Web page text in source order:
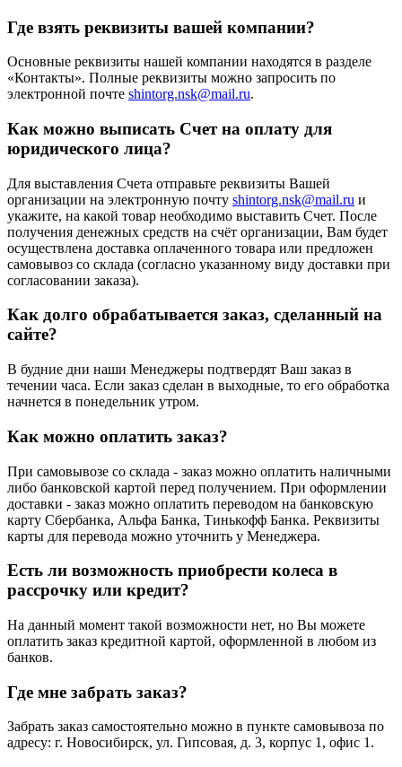
Где взять реквизиты вашей компании?
Основные реквизиты нашей компании находятся в разделе
«Контакты». Полные реквизиты можно запросить по
электронной почте shintorg.nsk@mail.ru.
Как можно выписать Счет на оплату для
юридического лица?
Для выставления Счета отправьте реквизиты Вашей
организации на электронную почту shintorg.nsk@mail.ru и
укажите, на какой товар необходимо выставить Счет. После
получения денежных средств на счёт организации, Вам будет
осуществлена доставка оплаченного товара или предложен
самовывоз со склада (согласно указанному виду доставки при
согласовании заказа).
Как долго обрабатывается заказ, сделанный на
сайте?
В будние дни наши Менеджеры подтвердят Ваш заказ в
течении часа. Если заказ сделан в выходные, то его обработка
начнется в понедельник утром.
Как можно оплатить заказ?
При самовывозе со склада - заказ можно оплатить наличными
либо банковской картой перед получением. При оформлении
доставки - заказ можно оплатить переводом на банковскую
карту Сбербанка, Альфа Банка, Тинькофф Банка. Реквизиты
карты для перевода можно уточнить у Менеджера.
Есть ли возможность приобрести колеса в
рассрочку или кредит?
На данный момент такой возможности нет, но Вы можете
оплатить заказ кредитной картой, оформленной в любом из
банков.
Где мне забрать заказ?
Забрать заказ самостоятельно можно в пункте самовывоза по
адресу: г. Новосибирск, ул. Гипсовая, д. 3, корпус 1, офис 1.